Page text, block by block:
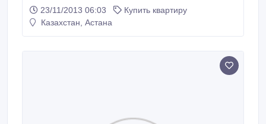
23/11/2013 06:03
Купить квартиру
Казахстан, Астана